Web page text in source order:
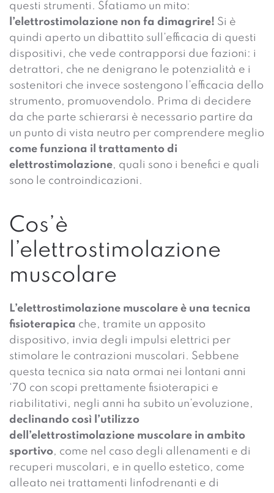
questi strumenti. Sfatiamo un mito:
l’elettrostimolazione non fa dimagrire! Si è
quindi aperto un dibattito sull’efficacia di questi
dispositivi, che vede contrapporsi due fazioni: i
detrattori, che ne denigrano le potenzialità e i
sostenitori che invece sostengono l’efficacia dello
strumento, promuovendolo. Prima di decidere
da che parte schierarsi è necessario partire da
un punto di vista neutro per comprendere meglio
come funziona il trattamento di
elettrostimolazione, quali sono i benefici e quali
sono le controindicazioni.
Cos’è
l’elettrostimolazione
muscolare
L’elettrostimolazione muscolare è una tecnica
fisioterapica che, tramite un apposito
dispositivo, invia degli impulsi elettrici per
stimolare le contrazioni muscolari. Sebbene
questa tecnica sia nata ormai nei lontani anni
‘70 con scopi prettamente fisioterapici e
riabilitativi, negli anni ha subito un’evoluzione,
declinando così l’utilizzo
dell’elettrostimolazione muscolare in ambito
sportivo, come nel caso degli allenamenti e di
recuperi muscolari, e in quello estetico, come
alleato nei trattamenti linfodrenanti e di